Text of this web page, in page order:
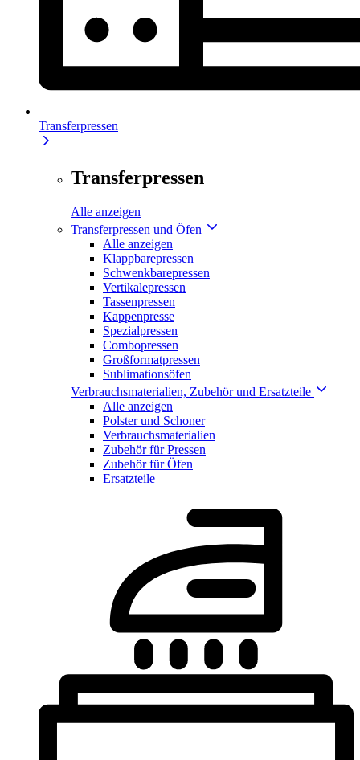
Transferpressen
Transferpressen
Alle anzeigen
Transferpressen und Öfen
Alle anzeigen
Klappbarepressen
Schwenkbarepressen
Vertikalepressen
Tassenpressen
Kappenpresse
Spezialpressen
Combopressen
Großformatpressen
Sublimationsöfen
Verbrauchsmaterialien, Zubehör und Ersatzteile
Alle anzeigen
Polster und Schoner
Verbrauchsmaterialien
Zubehör für Pressen
Zubehör für Öfen
Ersatzteile